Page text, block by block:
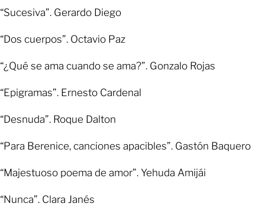
“Sucesiva”. Gerardo Diego
“Dos cuerpos”. Octavio Paz
“¿Qué se ama cuando se ama?”. Gonzalo Rojas
“Epigramas”. Ernesto Cardenal
“Desnuda”. Roque Dalton
“Para Berenice, canciones apacibles”. Gastón Baquero
“Majestuoso poema de amor”. Yehuda Amijái
“Nunca”. Clara Janés